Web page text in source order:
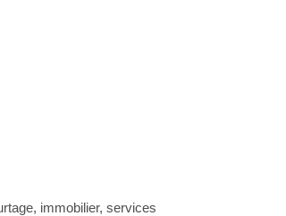
immobilier, services